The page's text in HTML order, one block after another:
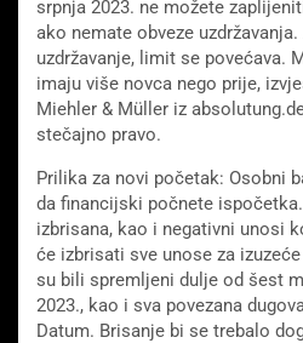
srpnja 2023. ne možete
ako nemate obveze
uzdržavanje, limit se povećava.
imaju više novca nego prije,
Miehler & Müller iz
stečajno pravo.
Prilika za novi početak: Osobni
da financijski počnete
izbrisana, kao i negativni unosi
će izbrisati sve unose za
su bili spremljeni dulje od šest
2023., kao i sva povezana
Datum. Brisanje bi se trebalo